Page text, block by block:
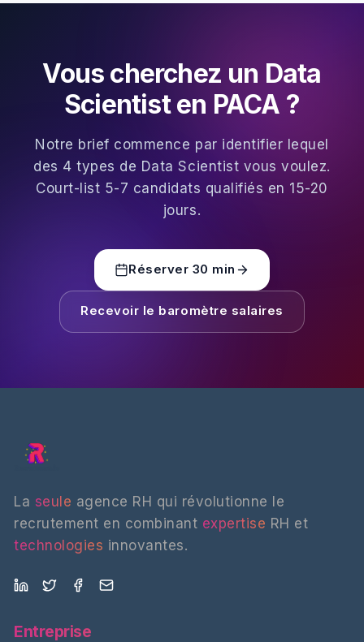
Vous cherchez un Data
Scientist en PACA ?
Notre brief commence par identifier lequel
des 4 types de Data Scientist vous voulez.
Court-list 5-7 candidats qualifiés en 15-20
jours.
Réserver 30 min
Recevoir le baromètre salaires
La seule agence RH qui révolutionne le
recrutement en combinant expertise RH et
technologies innovantes.
Entreprise